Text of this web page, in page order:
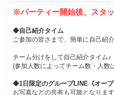
※パーティー開始後、スタ
◆自己紹介タイム
ご参加の皆さまで、簡単に自己紹
チーム分けをして自己紹介タイム♪
(参加人数によってチーム数・人数
◆1日限定のグループLINE《オープ
お写真などの共有も可能となりま